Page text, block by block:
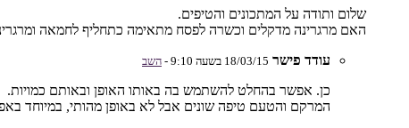
שלום ותודה על המתכונים והטיפים.
האם מרגרינה מדקלים וכשרה לפסח מתאימה כתחליף לחמאה
עודד פישר 18/03/15 בשעה 9:10 - השב
כן. אפשר בהחלט להשתמש בה באותו האופן ובאותם כמויות.
המרקם והטעם טיפה שונים אבל לא באופן מהותי, במיוחד